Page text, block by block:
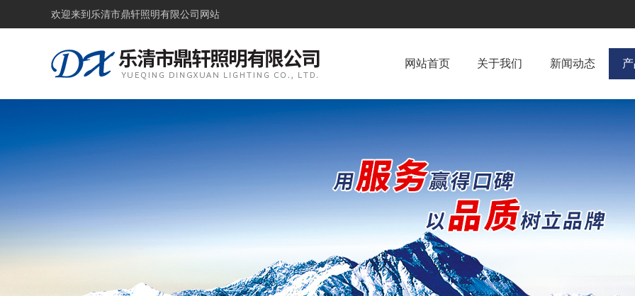
欢迎来到 乐清市鼎轩照明有限公司网站
网站首页 关于我们 新闻动态